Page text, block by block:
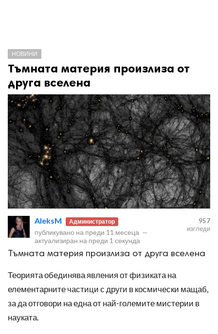
НОВИНИ
Тъмната материя произлиза от
друга вселена
AleksM Администратор
публикувано на преди 11 месеца —
актуализиран на преди 1 секунда
957
изгледи
Тъмната материя произлиза от друга вселена
Теорията обединява явления от физиката на
елементарните частици с други в космически мащаб,
за да отговори на една от най-големите мистерии в
науката.